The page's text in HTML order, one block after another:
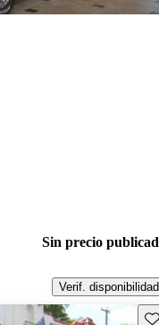
Sin precio
Verif. disponibilidad